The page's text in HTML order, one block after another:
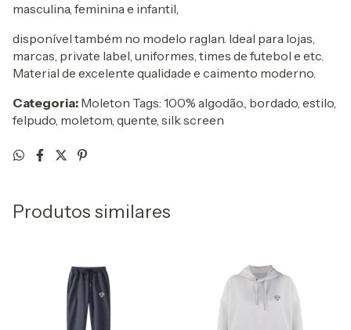
masculina, feminina e infantil,
disponível também no modelo raglan. Ideal para lojas,
marcas, private label, uniformes, times de futebol e etc.
Material de excelente qualidade e caimento moderno.
Categoria: Moleton Tags: 100% algodão., bordado, estilo,
felpudo, moletom, quente, silk screen
Produtos similares